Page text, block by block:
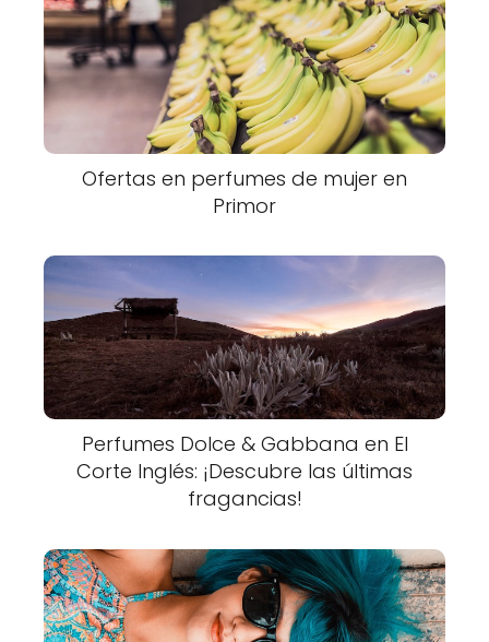
Ofertas en perfumes de mujer en
Primor
Perfumes Dolce & Gabbana en El
Corte Inglés: ¡Descubre las últimas
fragancias!